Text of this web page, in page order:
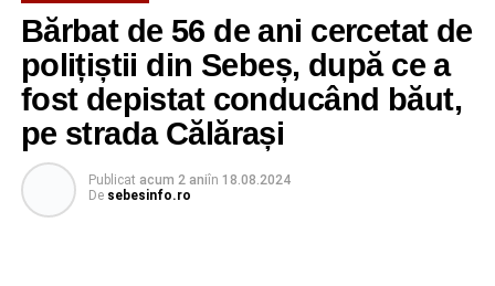
Bărbat de 56 de ani cercetat de
polițiștii din Sebeș, după ce a
fost depistat conducând băut,
pe strada Călărași
Publicat acum 2 aniîn 18.08.2024
De sebesinfo.ro